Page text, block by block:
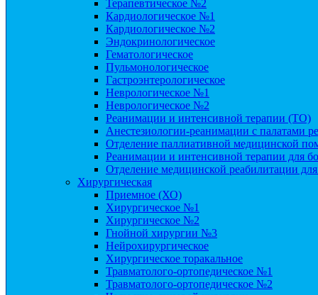
Терапевтическое №2
Кардиологическое №1
Кардиологическое №2
Эндокринологическое
Гематологическое
Пульмонологическое
Гастроэнтерологическое
Неврологическое №1
Неврологическое №2
Реанимации и интенсивной терапии (ТО)
Анестезиологии-реанимации с палатами
Отделение паллиативной медицинской
Реанимации и интенсивной терапии для
Отделение медицинской реабилитации
Хирургическая
Приемное (ХО)
Хирургическое №1
Хирургическое №2
Гнойной хирургии №3
Нейрохирургическое
Хирургическое торакальное
Травматолого-ортопедическое №1
Травматолого-ортопедическое №2